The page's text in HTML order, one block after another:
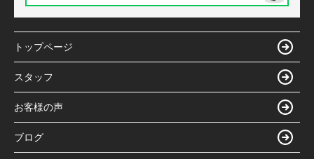
トップページ
スタッフ
お客様の声
ブログ